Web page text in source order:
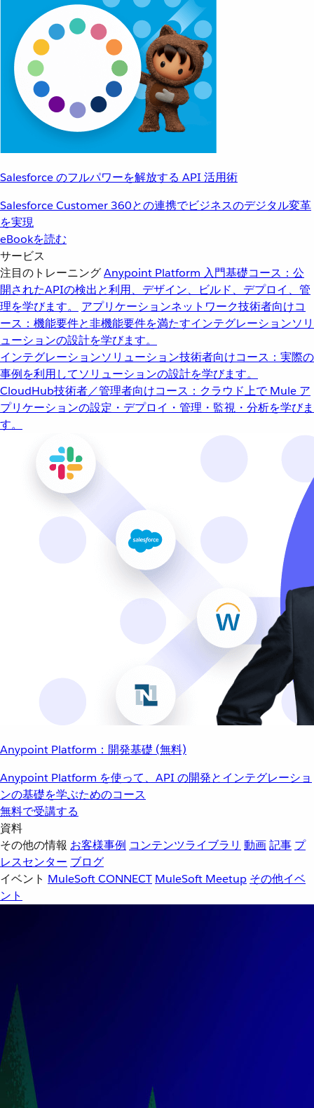
Salesforce のフルパワーを解放する API 活用術
Salesforce Customer 360との連携でビジネスのデジタル変革
を実現
eBookを読む
サービス
注目のトレーニングAnypoint Platform 入門基礎コース：公
開されたAPIの検出と利用、デザイン、ビルド、デプロイ、管
理を学びます。
アプリケーションネットワーク技術者向けコ
ース：機能要件と非機能要件を満たすインテグレーションソリ
ューションの設計を学びます。
インテグレーションソリューション技術者向けコース：実際の
事例を利用してソリューションの設計を学びます。
CloudHub技術者／管理者向けコース：クラウド上で Mule ア
プリケーションの設定・デプロイ・管理・監視・分析を学びま
す。
Anypoint Platform：開発基礎 (無料)
Anypoint Platform を使って、API の開発とインテグレーショ
ンの基礎を学ぶためのコース
無料で受講する
資料
その他の情報 お客様事例 コンテンツライブラリ 動画記事 プ
レスセンター ブログ
イベント MuleSoft CONNECT MuleSoft Meetup その他イベ
ント